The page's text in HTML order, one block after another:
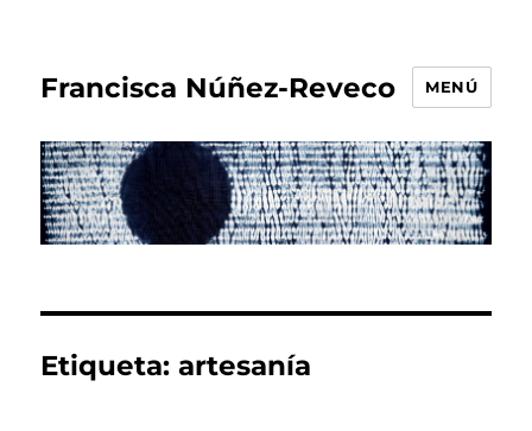
Francisca Núñez-Reveco MENÚ
Etiqueta:artesanía